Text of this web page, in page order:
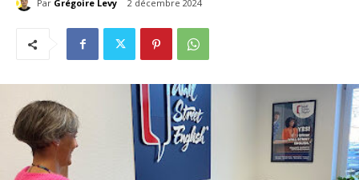
Par Grégoire Levy 2 décembre 2024